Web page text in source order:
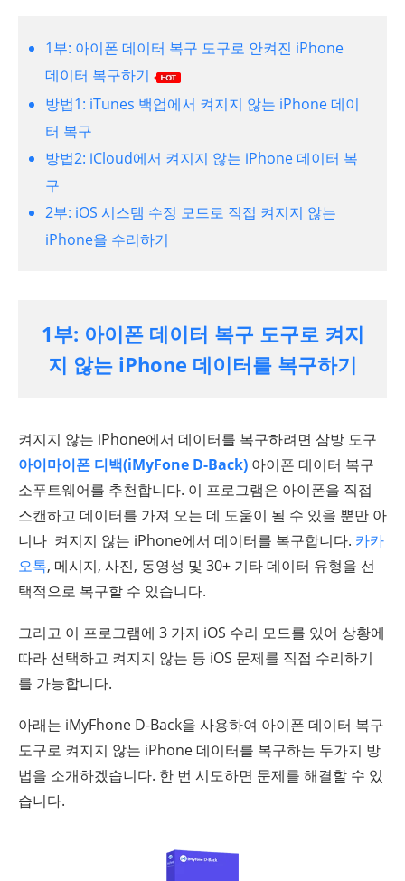
1부: 아이폰 데이터 복구 도구로 안켜진 iPhone
데이터 복구하기
방법1: iTunes 백업에서 켜지지 않는 iPhone 데이
터 복구
방법2: iCloud에서 켜지지 않는 iPhone 데이터 복
구
2부: iOS 시스템 수정 모드로 직접 켜지지 않는
iPhone을 수리하기
1부: 아이폰 데이터 복구 도구로 켜지
지 않는 iPhone 데이터를 복구하기
켜지지 않는 iPhone에서 데이터를 복구하려면 삼방 도구
아이마이폰 디백(iMyFone D-Back) 아이폰 데이터 복구
소푸트웨어를 추천합니다. 이 프로그램은 아이폰을 직접
스캔하고 데이터를 가져 오는 데 도움이 될 수 있을 뿐만 아
니나 켜지지 않는 iPhone에서 데이터를 복구합니다. 카카
오톡, 메시지, 사진, 동영성 및 30+ 기타 데이터 유형을 선
택적으로 복구할 수 있습니다.
그리고 이 프로그램에 3 가지 iOS 수리 모드를 있어 상황에
따라 선택하고 켜지지 않는 등 iOS 문제를 직접 수리하기
를 가능합니다.
아래는 iMyFhone D-Back을 사용하여 아이폰 데이터 복구
도구로 켜지지 않는 iPhone 데이터를 복구하는 두가지 방
법을 소개하겠습니다. 한 번 시도하면 문제를 해결할 수 있
습니다.